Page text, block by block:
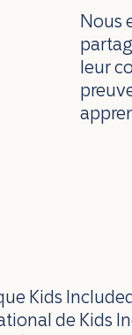
Nous
leur
Kids
de Kids